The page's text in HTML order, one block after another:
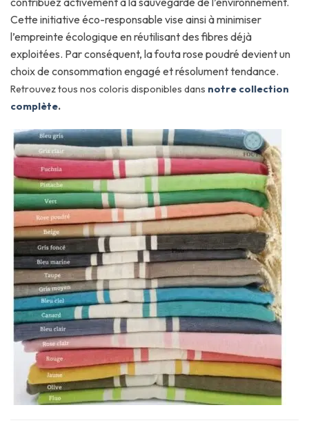
Cette initiative éco-responsable vise ainsi à minimiser
l’empreinte écologique en réutilisant des fibres déjà
exploitées. Par conséquent, la fouta rose poudré devient un
choix de consommation engagé et résolument tendance.
Retrouvez tous nos coloris disponibles dans notre collection
complète.